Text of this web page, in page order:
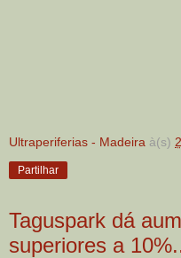
Ultraperiferias - Madeira à(s)
Partilhar
Taguspark dá
superiores a